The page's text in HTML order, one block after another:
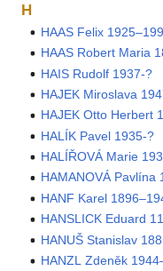
H
HAAS Felix
HAAS Robert Maria
HAIS Rudolf 1937-?
HAJEK Miroslava
HAJEK Otto Herbert
HALÍK Pavel 1935-?
HALÍŘOVÁ Marie
HAMANOVÁ Pavlína
HANF Karel
HANSLICK Eduard
HANUŠ Stanislav
HANZL Zdeněk